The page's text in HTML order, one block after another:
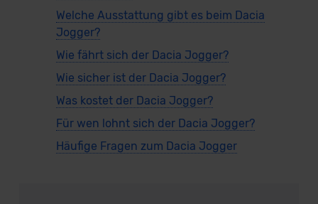
Welche Ausstattung gibt es beim Dacia
Jogger?
Wie fährt sich der Dacia Jogger?
Wie sicher ist der Dacia Jogger?
Was kostet der Dacia Jogger?
Für wen lohnt sich der Dacia Jogger?
Häufige Fragen zum Dacia Jogger